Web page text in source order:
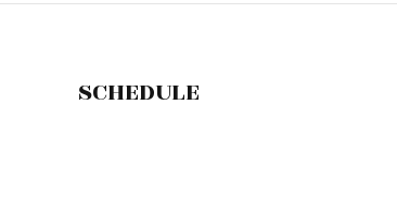
SCHEDULE